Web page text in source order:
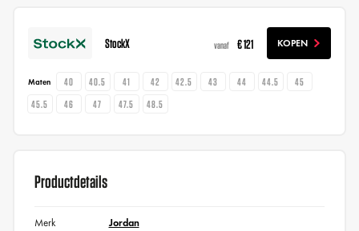
StockX vanaf € 121 KOPEN
Maten 40 40.5 41 42 42.5 43 44 44.5
45
45.5
46 47 47.5 48.5
Productdetails
Merk Jordan